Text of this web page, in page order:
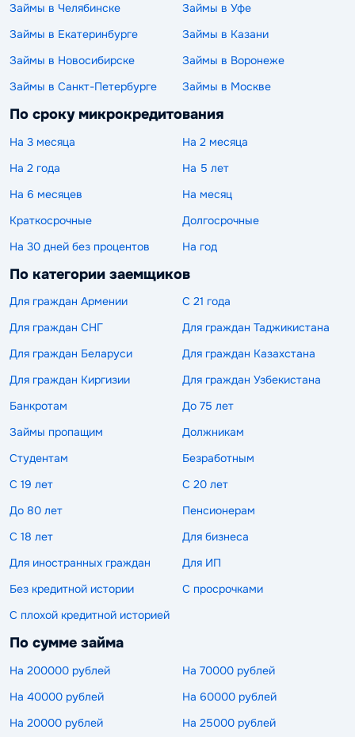
Займы в Челябинске
Займы в Уфе
Займы в Екатеринбурге
Займы в Казани
Займы в Новосибирске
Займы в Воронеже
Займы в Санкт-Петербурге
Займы в Москве
По сроку микрокредитования
На 3 месяца
На 2 месяца
На 2 года
На 5 лет
На 6 месяцев
На месяц
Краткосрочные
Долгосрочные
На 30 дней без процентов
На год
По категории заемщиков
Для граждан Армении
С 21 года
Для граждан СНГ
Для граждан Таджикистана
Для граждан Беларуси
Для граждан Казахстана
Для граждан Киргизии
Для граждан Узбекистана
Банкротам
До 75 лет
Займы пропащим
Должникам
Студентам
Безработным
С 19 лет
С 20 лет
До 80 лет
Пенсионерам
С 18 лет
Для бизнеса
Для иностранных граждан
Для ИП
Без кредитной истории
С просрочками
С плохой кредитной историей
По сумме займа
На 200000 рублей
На 70000 рублей
На 40000 рублей
На 60000 рублей
На 20000 рублей
На 25000 рублей